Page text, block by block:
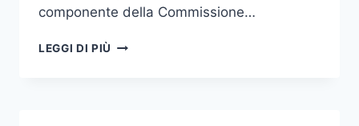
componente della Commissione…
LEGGI DI PIÙ RIMODULAZIONE